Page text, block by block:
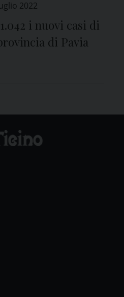
2022
i nuovi casi di
di Pavia